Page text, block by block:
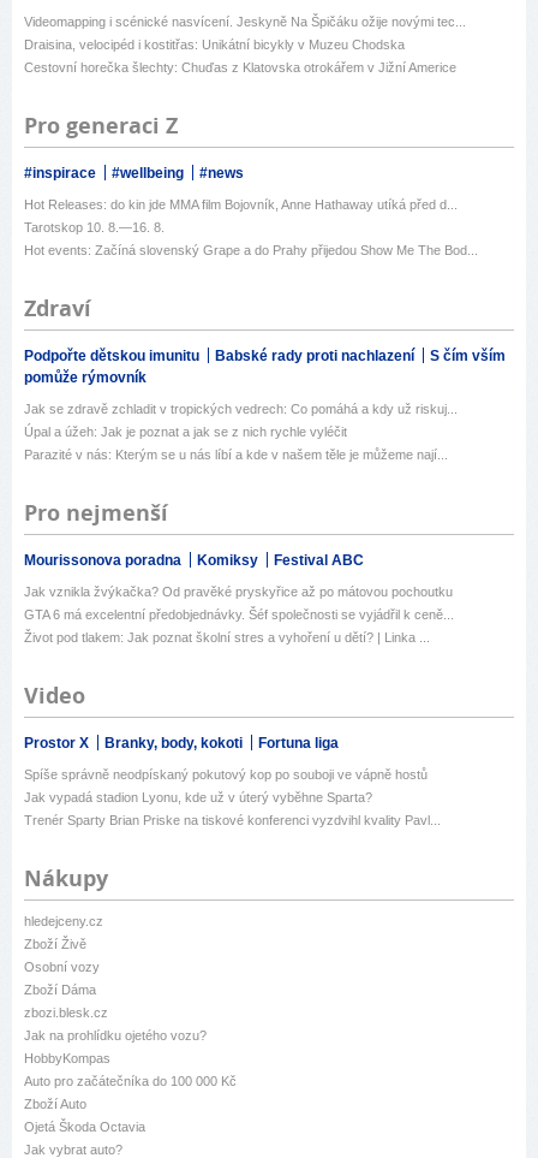
Videomapping i scénické nasvícení. Jeskyně Na Špičáku ožije novými tec...
Draisina, velocipéd i kostitřas: Unikátní bicykly v Muzeu Chodska
Cestovní horečka šlechty: Chuďas z Klatovska otrokářem v Jižní Americe
Pro generaci Z
#inspirace #wellbeing #news
Hot Releases: do kin jde MMA film Bojovník, Anne Hathaway utíká před d...
Tarotskop 10. 8.—16. 8.
Hot events: Začíná slovenský Grape a do Prahy přijedou Show Me The Bod...
Zdraví
Podpořte dětskou imunitu Babské rady proti nachlazení
S čím vším
pomůže rýmovník
Jak se zdravě zchladit v tropických vedrech: Co pomáhá a kdy už riskuj...
Úpal a úžeh: Jak je poznat a jak se z nich rychle vyléčit
Parazité v nás: Kterým se u nás líbí a kde v našem těle je můžeme nají...
Pro nejmenší
Mourissonova poradna Komiksy Festival ABC
Jak vznikla žvýkačka? Od pravěké pryskyřice až po mátovou pochoutku
GTA 6 má excelentní předobjednávky. Šéf společnosti se vyjádřil k ceně...
Život pod tlakem: Jak poznat školní stres a vyhoření u dětí? | Linka ...
Video
Prostor X Branky, body, kokoti Fortuna liga
Spíše správně neodpískaný pokutový kop po souboji ve vápně hostů
Jak vypadá stadion Lyonu, kde už v úterý vyběhne Sparta?
Trenér Sparty Brian Priske na tiskové konferenci vyzdvihl kvality Pavl...
Nákupy
hledejceny.cz
Zboží Živě
Osobní vozy
Zboží Dáma
zbozi.blesk.cz
Jak na prohlídku ojetého vozu?
HobbyKompas
Auto pro začátečníka do 100 000 Kč
Zboží Auto
Ojetá Škoda Octavia
Jak vybrat auto?